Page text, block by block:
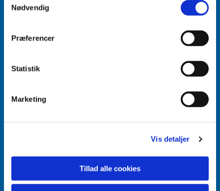
Nødvendig
Præferencer
Statistik
Marketing
Vis detaljer
Tillad alle cookies
Accepter venligst marketingcookies for at se